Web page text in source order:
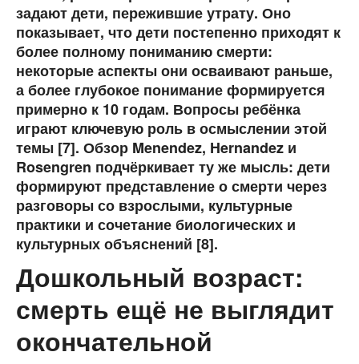
задают дети, пережившие утрату. Оно
показывает, что дети постепенно приходят к
более полному пониманию смерти:
некоторые аспекты они осваивают раньше,
а более глубокое понимание формируется
примерно к 10 годам. Вопросы ребёнка
играют ключевую роль в осмыслении этой
темы [7]. Обзор Menendez, Hernandez и
Rosengren подчёркивает ту же мысль: дети
формируют представление о смерти через
разговоры со взрослыми, культурные
практики и сочетание биологических и
культурных объяснений [8].
Дошкольный возраст:
смерть ещё не выглядит
окончательной